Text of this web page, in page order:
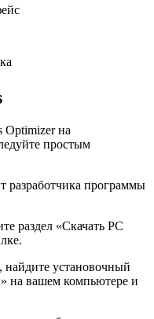
Optimizer на
простым
разработчика программы
раздел «Скачать PC
найдите установочный
на вашем компьютере и